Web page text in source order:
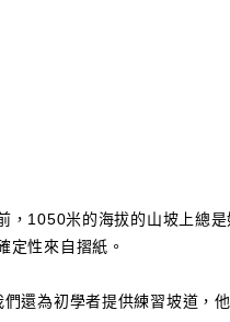
，1050米的海拔的山坡上總
定性來自摺紙。
還為初學者提供練習坡道，